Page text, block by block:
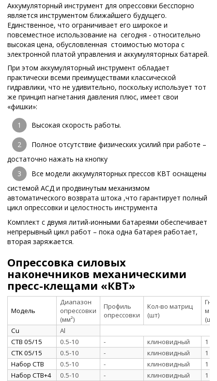
Аккумуляторный инструмент для опрессовки бесспорно
является инструментом ближайшего будущего.
Единственное, что ограничивает его широкое и
повсеместное использование на сегодня - относительно
высокая цена, обусловленная стоимостью мотора с
электронной платой управления и аккумуляторных батарей.
При этом аккумуляторный инструмент обладает
практически всеми преимуществами классической
гидравлики, что не удивительно, поскольку использует тот
же принцип нагнетания давления плюс, имеет свои
«фишки»:
Высокая скорость работы.
Полное отсутствие физических усилий при работе –
достаточно нажать на кнопку
Все модели аккумуляторных прессов КВТ оснащены
системой АСД и продвинутым механизмом
автоматического возврата штока ,что гарантирует полный
цикл опрессовки и целостность инструмента
Комплект с двумя литий-ионными батареями обеспечивает
непрерывный цикл работ – пока одна батарея работает,
вторая заряжается.
Опрессовка силовых
наконечников механическими
пресс-клещами «КВТ»
Модель
Диапазон
опрессовки
(мм²)
Профиль
опрессовки
Кол-во матриц
(шт)
(шт)
Cu
Al
CTB 05/15
0.5-10 - клиновидный
1
CTK 05/15
0.5-10 - клиновидный
1
Набор CTB
0.5-10 - клиновидный
1
Набор CTB+4
0.5-10 - клиновидный
1